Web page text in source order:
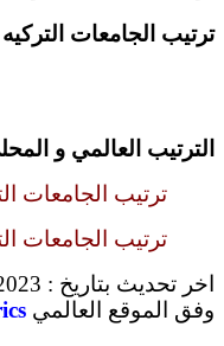
ترتيب الجامعات
الترتيب العالمي و
ترتيب الجامعات
ترتيب الجامعات
اخر تحديث بتاريخ : January/2023.
وفق الموقع العالمي